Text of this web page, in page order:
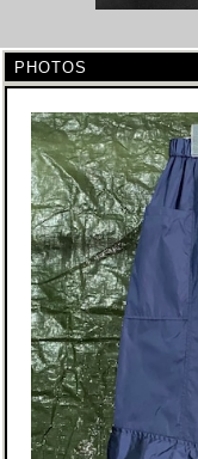
PHOTOS